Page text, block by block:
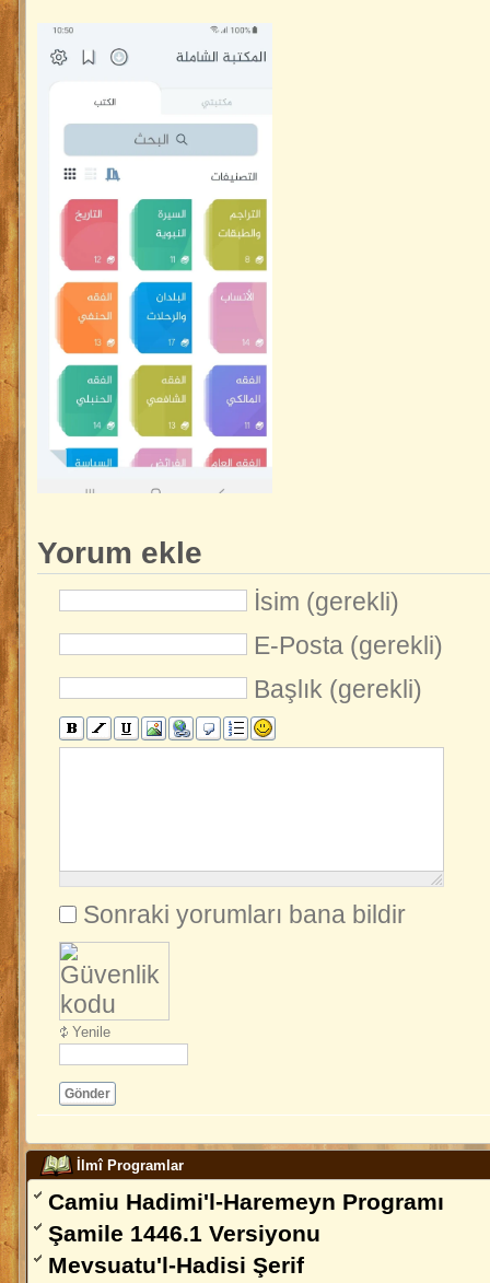
Yorum ekle
İsim (gerekli)
E-Posta (gerekli)
Başlık (gerekli)
Sonraki yorumları bana bildir
Yenile
Gönder
İlmî Programlar
Camiu Hadimi'l-Haremeyn Programı
Şamile 1446.1 Versiyonu
Mevsuatu'l-Hadisi Şerif